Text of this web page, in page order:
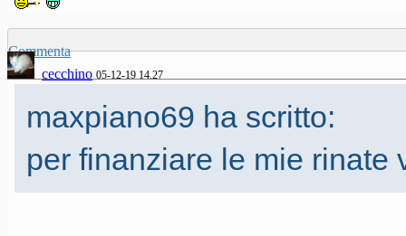
Commenta
cecchino 05-12-19 14.27
maxpiano69 ha scritto:
per finanziare le mie rinate